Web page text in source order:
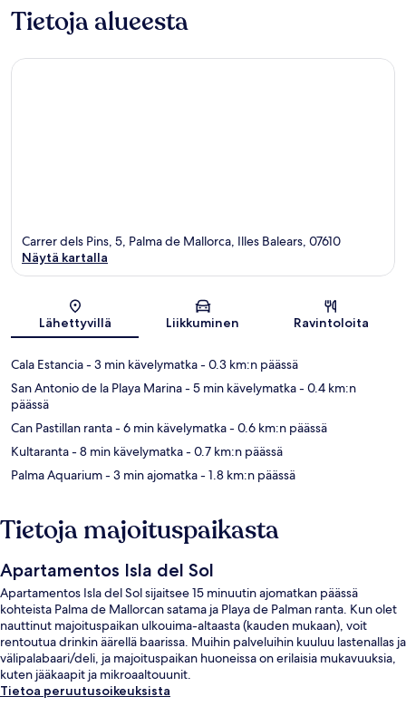
Tietoja alueesta
Kartta
Carrer dels Pins, 5, Palma de Mallorca, Illes Balears, 07610
Näytä kartalla
Lähettyvillä Liikkuminen Ravintoloita
Cala Estancia- 3 min kävelymatka- 0.3 km:n päässä
San Antonio de la Playa Marina- 5 min kävelymatka- 0.4 km:n
päässä
Can Pastillan ranta- 6 min kävelymatka- 0.6 km:n päässä
Kultaranta- 8 min kävelymatka- 0.7 km:n päässä
Palma Aquarium- 3 min ajomatka- 1.8 km:n päässä
Tietoja majoituspaikasta
Apartamentos Isla del Sol
Apartamentos Isla del Sol sijaitsee 15 minuutin ajomatkan päässä
kohteista Palma de Mallorcan satama ja Playa de Palman ranta. Kun olet
nauttinut majoituspaikan ulkouima-altaasta (kauden mukaan), voit
rentoutua drinkin äärellä baarissa. Muihin palveluihin kuuluu lastenallas ja
välipalabaari/deli, ja majoituspaikan huoneissa on erilaisia mukavuuksia,
kuten jääkaapit ja mikroaaltouunit.
Tietoa peruutusoikeuksista